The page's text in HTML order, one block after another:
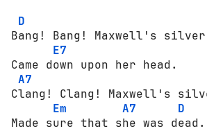
D
Bang! Bang! Maxwell's silver
E7
Came dоwn uроn her head.
A7
Clang! Clang! Maxwell's
Em
A7
D
Made sure that she was dead.